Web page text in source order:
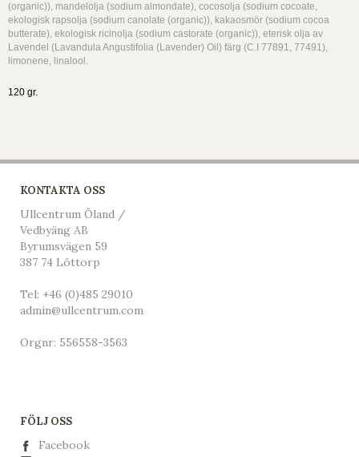
(organic)), mandelolja (sodium almondate), cocosolja (sodium cocoate,
ekologisk rapsolja (sodium canolate (organic)), kakaosmör (sodium cocoa
butterate), ekologisk ricinolja (sodium castorate (organic)), eterisk olja av
Lavendel (Lavandula Angustifolia (Lavender) Oil) färg (C.I 77891, 77491),
limonene, linalool.
120 gr.
KONTAKTA OSS
Ullcentrum Öland /
Vedbyäng AB
Byrumsvägen 59
387 74 Löttorp
Tel: +46 (0)485 29010
admin@ullcentrum.com
Orgnr: 556558-3563
FÖLJ OSS
Facebook